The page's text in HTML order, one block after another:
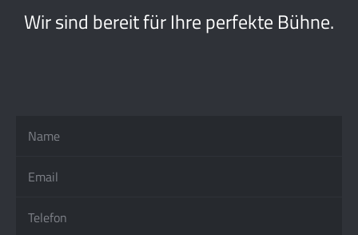
Wir sind bereit für Ihre perfekte Bühne.